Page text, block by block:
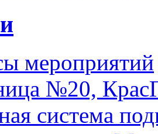
мероприятий
№20,
система